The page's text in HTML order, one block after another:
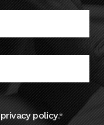
privacy policy.*